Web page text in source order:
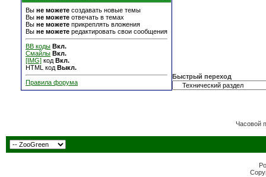
Вы не можете создавать новые темы
Вы не можете отвечать в темах
Вы не можете прикреплять вложения
Вы не можете редактировать свои сообщения
BB коды Вкл.
Смайлы Вкл.
[IMG] код Вкл.
HTML код Выкл.
Правила форума
Быстрый переход
Часовой